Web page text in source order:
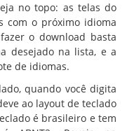
no topo: as telas do
com o próximo idioma
o download basta
desejado na lista, e a
de idiomas.
quando você digita
ao layout de teclado
é brasileiro e tem